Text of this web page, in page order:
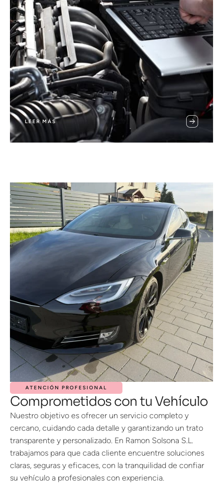
LEER MÁS
ATENCIÓN PROFESIONAL
Comprometidos con tu Vehículo
Nuestro objetivo es ofrecer un servicio completo y
cercano, cuidando cada detalle y garantizando un trato
transparente y personalizado. En Ramon Solsona S.L.
trabajamos para que cada cliente encuentre soluciones
claras, seguras y eficaces, con la tranquilidad de confiar
su vehículo a profesionales con experiencia.